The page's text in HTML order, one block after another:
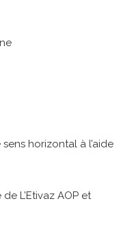
horizontal à l’aide
L’Etivaz AOP et